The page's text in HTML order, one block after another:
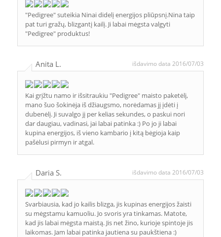
"Pedigree" suteikia Ninai didelį energijos pliūpsnį.Nina taip
pat turi gražų, blizgantį kailį. Ji labai mėgsta valgyti
"Pedigree" produktus!
Anita L. išdavimo data 2016/07/03
Kai grįžtu namo ir išsitraukiu "Pedigree" maisto paketėlį,
mano šuo šokinėja iš džiaugsmo, norėdamas jį įdėti į
dubenėlį. Ji suvalgo jį per kelias sekundes, o paskui nori
dar daugiau, vadinasi, jai labai patinka :) Po jo ji labai
kupina energijos, iš vieno kambario į kitą bėgioja kaip
pašėlusi pirmyn ir atgal.
Daria S. išdavimo data 2016/07/03
Svarbiausia, kad jo kailis blizga, jis kupinas energijos žaisti
su mėgstamu kamuoliu. Jo svoris yra tinkamas. Matote,
kad jis labai mėgsta maistą. Jis net žino, kurioje spintoje jis
laikomas. Jam labai patinka jautiena su paukštiena :)